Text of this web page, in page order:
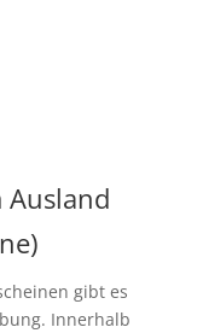
Ausland
gibt es
Innerhalb